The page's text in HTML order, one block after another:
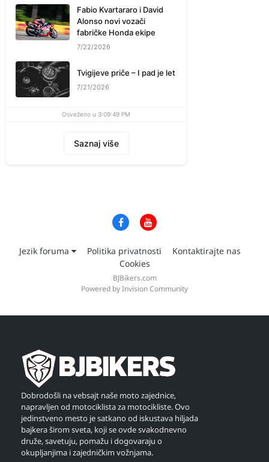
Fabio Kvartararo i David
Alonso novi vozači
fabričke Honda ekipe
7/22/2026
Tvigijeve priče – I pad je let
7/21/2026
Osveženo u 3:09:49 PM
Saznaj više
Jezik foruma Politika privatnosti
Kontaktirajte nas
Cookies
BJBikers.com
Powered by Invision Community
Dobrodošli na vebsajt naše moto zajednice,
napravljen od motociklista za motocikliste. Ovo
jedinstveno mesto je satkano od iskustava hiljada
bajkera širom sveta, koji se ovde svakodnevno
druže, savetuju, pomažu i dogovaraju o
okupljanjima i zajedničkim vožnjama.